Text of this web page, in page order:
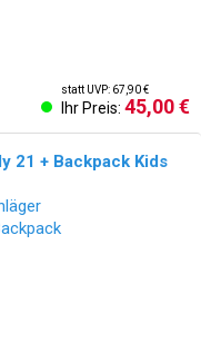
statt UVP: 67,90 €
Ihr Preis: 45,00 €
21 + Backpack Kids